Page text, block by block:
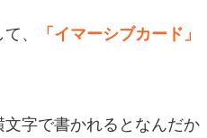
、
「イマーシブカード」
文字で書かれるとなんだか